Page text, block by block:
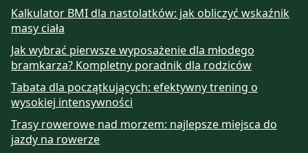
Kalkulator BMI dla nastolatków: jak obliczyć wskaźnik
masy ciała
Jak wybrać pierwsze wyposażenie dla młodego
bramkarza? Kompletny poradnik dla rodziców
Tabata dla początkujących: efektywny trening o
wysokiej intensywności
Trasy rowerowe nad morzem: najlepsze miejsca do
jazdy na rowerze